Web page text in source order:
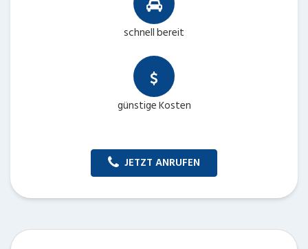
schnell bereit
günstige Kosten
JETZT ANRUFEN